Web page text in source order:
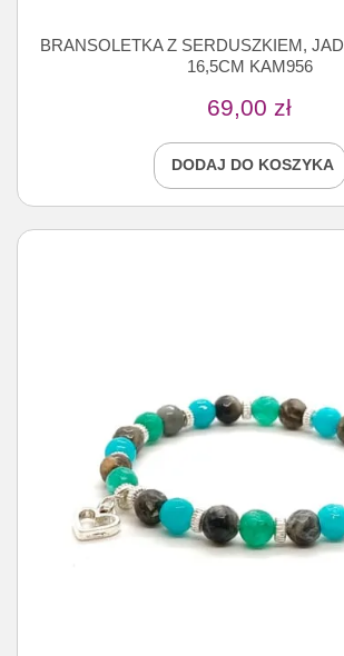
BRANSOLETKA Z SERDUSZKIEM,
16,5CM KAM956
69,00 zł
DODAJ DO KOSZYKA